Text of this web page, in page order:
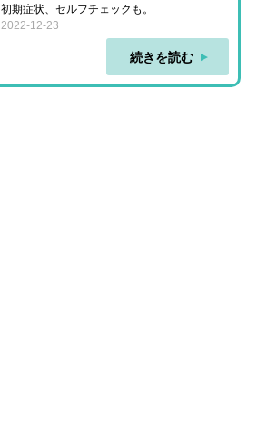
初期症状、セルフチェックも。
2022-12-23
続きを読む